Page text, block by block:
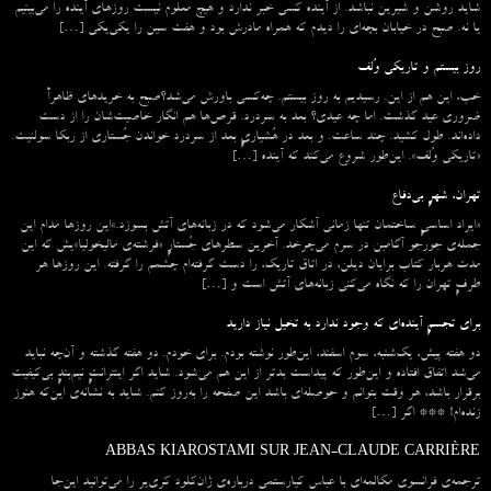
شاید روشن و شیرین نباشد. از آینده کسی خبر ندارد و هیچ معلوم نیست روزهای آینده را می‌بینیم
یا نه. صبح در خیابان بچه‌ای را دیدم که همراه مادرش بود و هفت سین را یکی‌یکی […]
روز بیستم و تاریکی وُلف
خب، این هم از این. رسیدیم به روز بیستم. چه‌کسی باورش می‌شد؟صبح به خریدهای ظاهراً
ضروری عید گذشت. اما چه عیدی؟ بعد به سردرد. قرص‌ها هم انگار خاصیت‌شان را از دست
داده‌اند. طول کشید. چند ساعت. و بعد در هُشیاریِ بعد از سردرد خواندن جُستاری از ربکا سولنیت.
«تاریکی وُلف». این‌طور شروع می‌‌کند که آینده […]
تهران، شهرِ بی‌دفاع
«ایراد اساسیِ ساختمان تنها زمانی آشکار می‌شود که در زبانه‌‌های آتش بسوزد.»این روزها مدام این
جمله‌ی جورجو آگامبن در سرم می‌چرخد. آخرین سطرهای جُستارِ «فرشته‌ی مالیخولیا»یش که این
مدت هربار کتاب برایان دیلن، در اتاق تاریک، را دست گرفته‌ام چشمم را گرفته. این روزها هر
طرفِ تهران را که نگاه می‌کنی زبانه‌های آتش است و […]
برای تجسمِ آینده‌ای که وجود ندارد به تخیل نیاز دارید
دو هفته پیش، یک‌شنبه، سوم اسفند، این‌طور نوشته بودم. برای خودم. دو هفته گذشته و آن‌چه نباید
می‌شد اتفاق افتاده و این‌طور که پیداست بدتر از این هم می‌شود. شاید اگر اینترانتِ نیم‌بندِ بی‌کیفیت
برقرار باشد، هر وقت بتوانم و حوصله‌ای باشد این صفحه را به‌روز کنم. شاید به نشانه‌ی این‌که هنوز
زنده‌ام! *** اگر […]
ABBAS KIAROSTAMI SUR JEAN-CLAUDE CARRIÈRE
ترجمه‌ی فرانسوی مکالمه‌ای با عباس کیارستمی درباره‌ی ژان‌کلود کری‌یر را می‌توانید این‌جا